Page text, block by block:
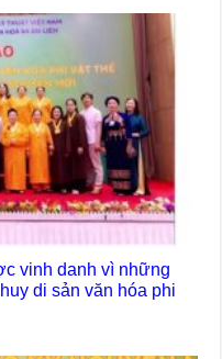
vinh danh vì những
di sản văn hóa phi